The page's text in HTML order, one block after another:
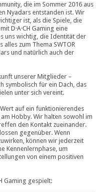
die im Sommer 2016 aus
Nyadars entstanden ist. Wir
ist, als die Spiele, die
D·A·CH Gaming eine
uns wichtig, die Identität der
alles zum Thema SWTOR
und natürlich auch der
unserer Mitglieder –
symbolisch für ein Dach, das
unter sich vereint.
auf ein funktionierendes
Hobby. Wir halten sowohl im
den Kontakt zueinander.
gegenüber. Wenn
können wir jederzeit
Kennenlernphase, um
von einem positiven
Gaming gespielt: